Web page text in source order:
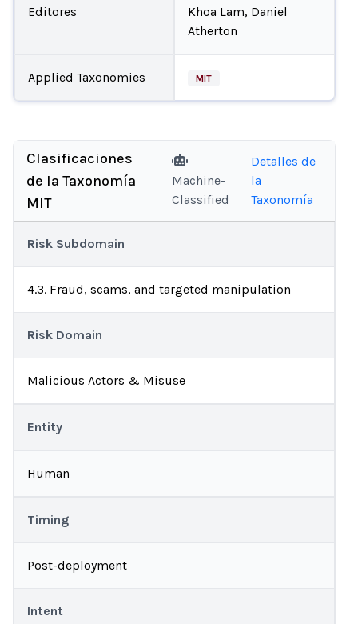
Editores
Khoa Lam, Daniel
Atherton
Applied Taxonomies MIT
Clasificaciones
de la Taxonomía
MIT
Machine-
Classified
Detalles de
la
Taxonomía
Risk Subdomain
4.3. Fraud, scams, and targeted manipulation
Risk Domain
Malicious Actors & Misuse
Entity
Human
Timing
Post-deployment
Intent